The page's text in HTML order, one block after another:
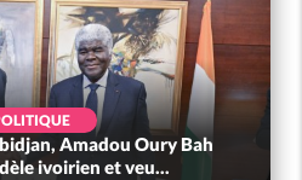
Amadou Oury Bah
ivoirien et veu...